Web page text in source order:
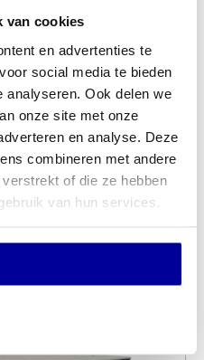
van cookies
en advertenties te
social media te bieden
analyseren. Ook delen we
onze site met onze
en analyse. Deze
combineren met andere
of die ze hebben
van hun services.
Ja, Nee
Bruin Eiken, Havanna, Licht Grijs,
Midden Eiken, Natuur Eiken,
Wildperen, Wit
120×80 cm
68 tot 117 cm
Elektrisch verstelbaar